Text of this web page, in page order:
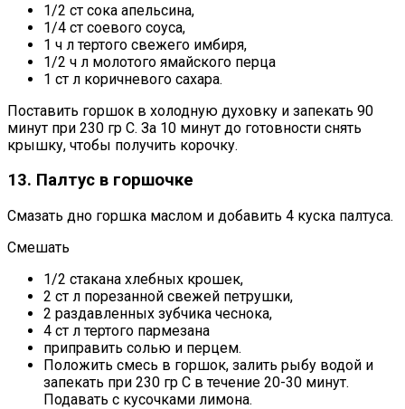
1/2 ст сока апельсина,
1/4 ст соевого соуса,
1 ч л тертого свежего имбиря,
1/2 ч л молотого ямайского перца
1 ст л коричневого сахара.
Поставить горшок в холодную духовку и запекать 90
минут при 230 гр С. За 10 минут до готовности снять
крышку, чтобы получить корочку.
13. Палтус в горшочке
Смазать дно горшка маслом и добавить 4 куска палтуса.
Смешать
1/2 стакана хлебных крошек,
2 ст л порезанной свежей петрушки,
2 раздавленных зубчика чеснока,
4 ст л тертого пармезана
приправить солью и перцем.
Положить смесь в горшок, залить рыбу водой и
запекать при 230 гр С в течение 20-30 минут.
Подавать с кусочками лимона.